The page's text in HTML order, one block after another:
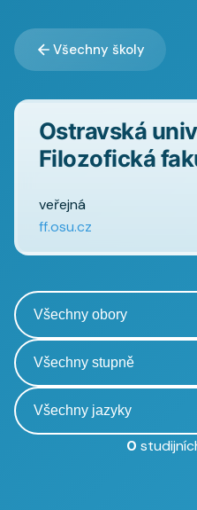
Všechny školy
Ostravská
Filozofická
veřejná
ff.osu.cz
0